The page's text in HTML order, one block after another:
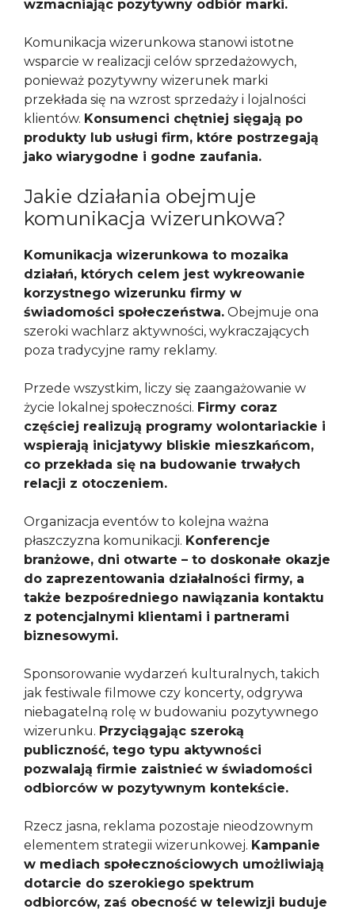
wzmacniając pozytywny odbiór marki.
Komunikacja wizerunkowa stanowi istotne
wsparcie w realizacji celów sprzedażowych,
ponieważ pozytywny wizerunek marki
przekłada się na wzrost sprzedaży i lojalności
klientów. Konsumenci chętniej sięgają po
produkty lub usługi firm, które postrzegają
jako wiarygodne i godne zaufania.
Jakie działania obejmuje
komunikacja wizerunkowa?
Komunikacja wizerunkowa to mozaika
działań, których celem jest wykreowanie
korzystnego wizerunku firmy w
świadomości społeczeństwa. Obejmuje ona
szeroki wachlarz aktywności, wykraczających
poza tradycyjne ramy reklamy.
Przede wszystkim, liczy się zaangażowanie w
życie lokalnej społeczności. Firmy coraz
częściej realizują programy wolontariackie i
wspierają inicjatywy bliskie mieszkańcom,
co przekłada się na budowanie trwałych
relacji z otoczeniem.
Organizacja eventów to kolejna ważna
płaszczyzna komunikacji. Konferencje
branżowe, dni otwarte – to doskonałe okazje
do zaprezentowania działalności firmy, a
także bezpośredniego nawiązania kontaktu
z potencjalnymi klientami i partnerami
biznesowymi.
Sponsorowanie wydarzeń kulturalnych, takich
jak festiwale filmowe czy koncerty, odgrywa
niebagatelną rolę w budowaniu pozytywnego
wizerunku. Przyciągając szeroką
publiczność, tego typu aktywności
pozwalają firmie zaistnieć w świadomości
odbiorców w pozytywnym kontekście.
Rzecz jasna, reklama pozostaje nieodzownym
elementem strategii wizerunkowej. Kampanie
w mediach społecznościowych umożliwiają
dotarcie do szerokiego spektrum
odbiorców, zaś obecność w telewizji buduje